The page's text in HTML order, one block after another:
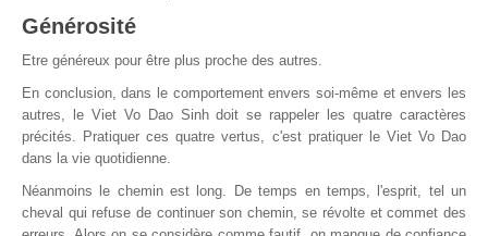
Générosité
Etre généreux pour être plus proche des autres.
En conclusion, dans le comportement envers soi-même et envers les
autres, le Viet Vo Dao Sinh doit se rappeler les quatre caractères
précités. Pratiquer ces quatre vertus, c'est pratiquer le Viet Vo Dao
dans la vie quotidienne.
Néanmoins le chemin est long. De temps en temps, l'esprit, tel un
cheval qui refuse de continuer son chemin, se révolte et commet des